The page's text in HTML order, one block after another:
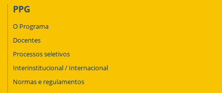
PPG
O Programa
Docentes
Processos seletivos
Interinstitucional / Internacional
Normas e regulamentos